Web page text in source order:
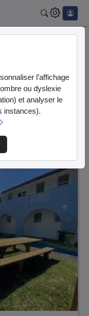
l’affichage
ou dyslexie
et analyser le
instances).